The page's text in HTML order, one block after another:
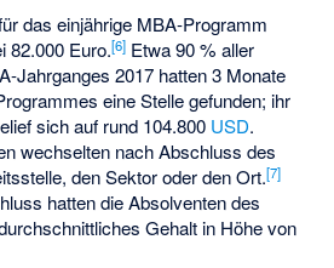
das einjährige MBA-Programm
82.000 Euro.[6] Etwa 90 % aller
Jahrganges 2017 hatten 3 Monate
eine Stelle gefunden; ihr
sich auf rund 104.800 USD.
wechselten nach Abschluss des
den Sektor oder den Ort.[7]
hatten die Absolventen des
Gehalt in Höhe von